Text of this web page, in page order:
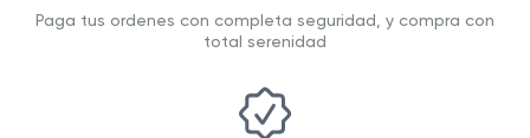
Paga tus ordenes con completa seguridad, y compra con
total serenidad